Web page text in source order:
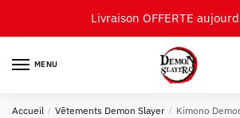
Livraison OFFERTE
MENU
Accueil / Vêtements Demon Slayer / Kimono